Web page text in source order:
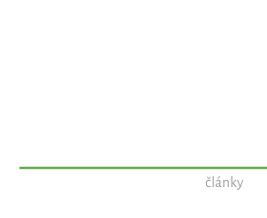
články